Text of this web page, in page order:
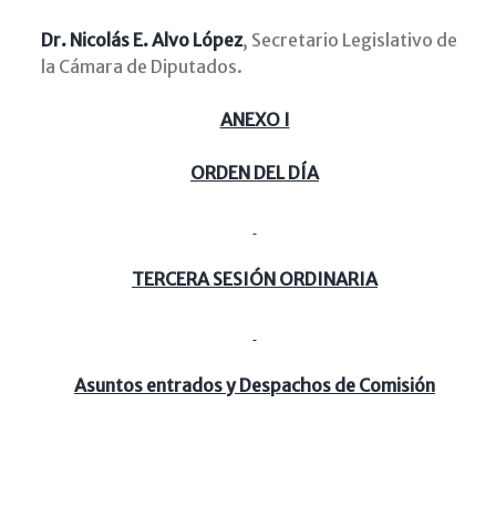
Dr. Nicolás E. Alvo López, Secretario Legislativo de
la Cámara de Diputados.
ANEXO I
ORDEN DEL DÍA
TERCERA SESIÓN ORDINARIA
Asuntos entrados y Despachos de Comisión